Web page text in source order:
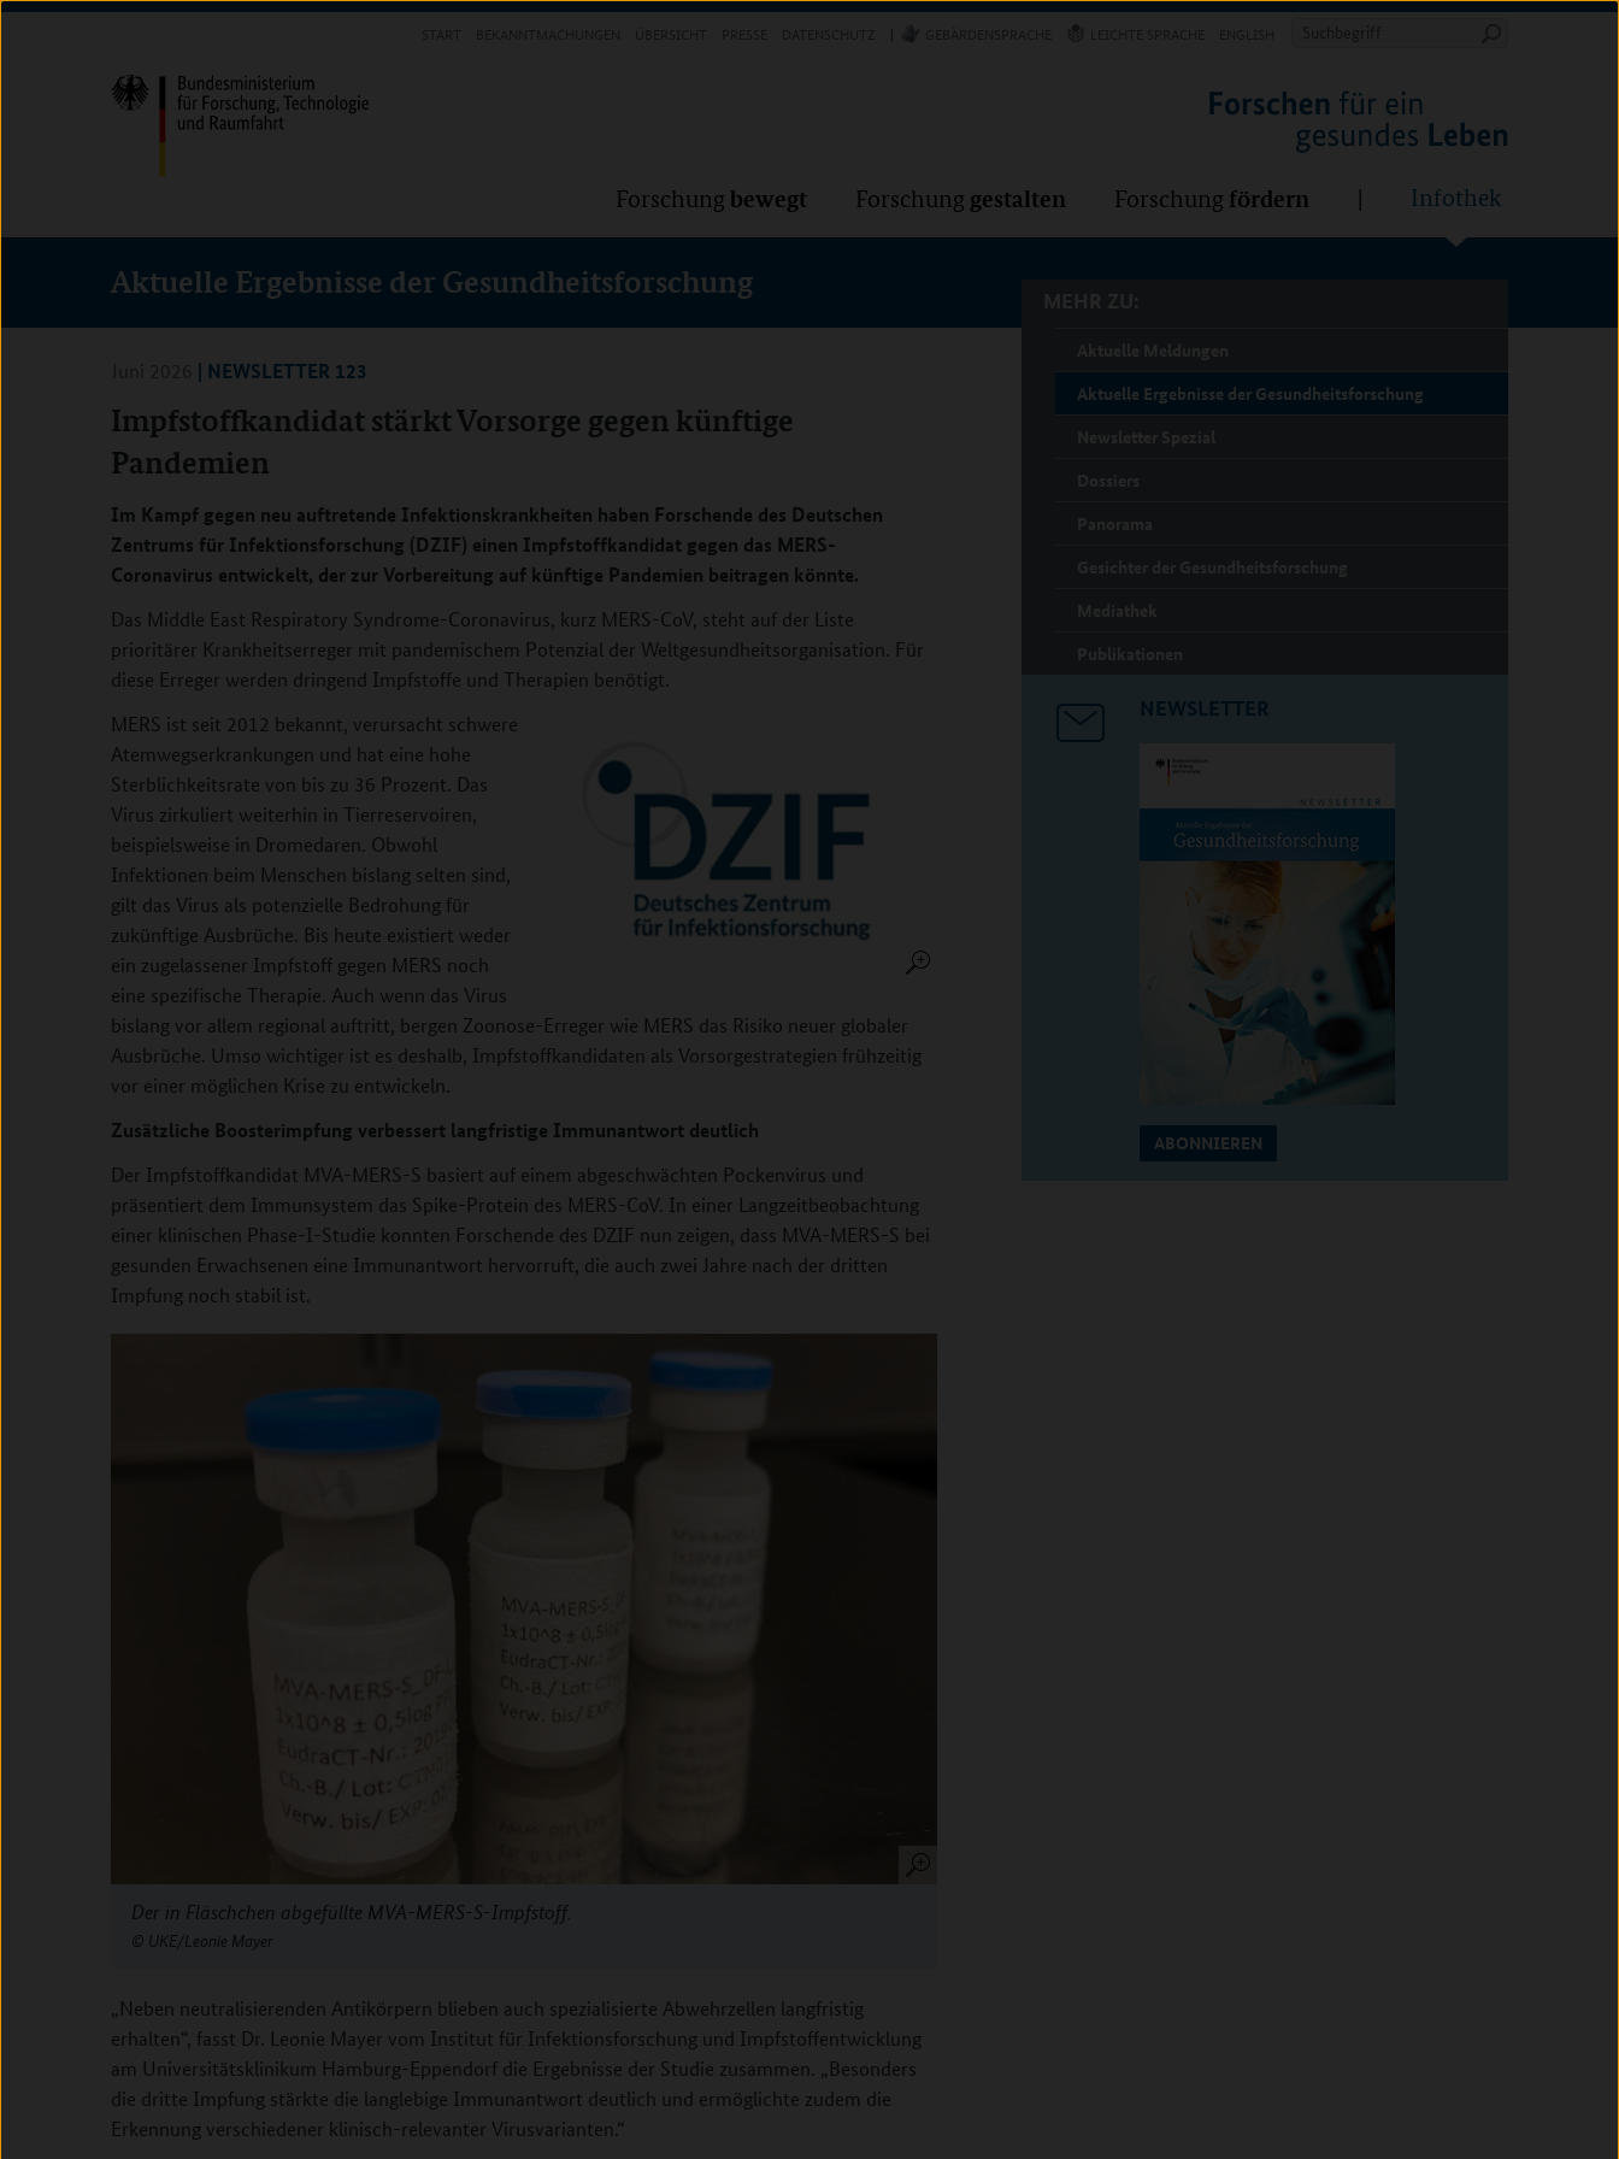
Direkt
(Eingabetaste)
Direkt
(Eingabetaste)
Direkt
(Eingabetaste)
Suchbegriff
Forschung bewegt Forschung gestalten Forschung fördern Infothek
Aktuelle Ergebnisse der Gesundheitsforschung
| NEWSLETTER 123
Impfstoffkandidat stärkt Vorsorge gegen künftige
Pandemien
Im Kampf gegen neu auftretende Infektionskrankheiten haben Forschende des Deutschen
Zentrums für Infektionsforschung (DZIF) einen Impfstoffkandidat gegen das MERS-
Coronavirus entwickelt, der zur Vorbereitung auf künftige Pandemien beitragen könnte.
Das Middle East Respiratory Syndrome-Coronavirus, kurz MERS-CoV, steht auf der Liste
prioritärer Krankheitserreger mit pandemischem Potenzial der Weltgesundheitsorganisation. Für
diese Erreger werden dringend Impfstoffe und Therapien benötigt.
MERS ist seit 2012 bekannt, verursacht schwere
Atemwegserkrankungen und hat eine hohe
Sterblichkeitsrate von bis zu 36 Prozent. Das
Virus zirkuliert weiterhin in Tierreservoiren,
beispielsweise in Dromedaren. Obwohl
Infektionen beim Menschen bislang selten sind,
gilt das Virus als potenzielle Bedrohung für
zukünftige Ausbrüche. Bis heute existiert weder
ein zugelassener Impfstoff gegen MERS noch
eine spezifische Therapie. Auch wenn das Virus
bislang vor allem regional auftritt, bergen Zoonose-Erreger wie MERS das Risiko neuer globaler
Ausbrüche. Umso wichtiger ist es deshalb, Impfstoffkandidaten als Vorsorgestrategien frühzeitig
vor einer möglichen Krise zu entwickeln.
Zusätzliche Boosterimpfung verbessert langfristige Immunantwort deutlich
Der Impfstoffkandidat MVA-MERS-S basiert auf einem abgeschwächten Pockenvirus und
präsentiert dem Immunsystem das Spike-Protein des MERS-CoV. In einer Langzeitbeobachtung
einer klinischen Phase-I-Studie konnten Forschende des DZIF nun zeigen, dass MVA-MERS-S bei
gesunden Erwachsenen eine Immunantwort hervorruft, die auch zwei Jahre nach der dritten
Impfung noch stabil ist.
Der in Fläschchen abgefüllte MVA-MERS-S-Impfstoff.
UKE/Leonie Mayer
„Neben neutralisierenden Antikörpern blieben auch spezialisierte Abwehrzellen langfristig
erhalten“, fasst Dr. Leonie Mayer vom Institut für Infektionsforschung und Impfstoffentwicklung
am Universitätsklinikum Hamburg-Eppendorf die Ergebnisse der Studie zusammen. „Besonders
die dritte Impfung stärkte die langlebige Immunantwort deutlich und ermöglichte zudem die
Erkennung verschiedener klinisch-relevanter Virusvarianten.“
Aktuelle Ergebnisse der Gesundheitsforschung
NEWSLETTER
ABONNIEREN
Forschung Forschung Forschung fördern Infothek